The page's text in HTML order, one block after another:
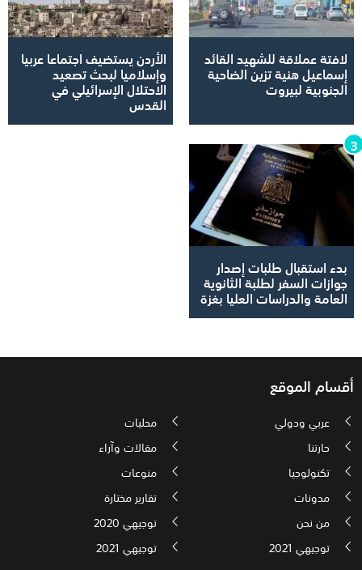
لافتة عملاقة للشهيد القائد
إسماعيل هنية تزين الضاحية
الجنوبية لبيروت
الأردن يستضيف اجتماعا عربيا
وإسلاميا لبحث تصعيد
الاحتلال الإسرائيلي في
القدس
بدء استقبال طلبات إصدار
جوازات السفر لطلبة الثانوية
العامة والدراسات العليا بغزة
أقسام الموقع
عربي ودولي
محليات
حارتنا
مقالات وآراء
تكنولوجيا
منوعات
مدونات
تقارير مختارة
من نحن
توجيهي 2020
توجيهي 2021
توجيهي 2021